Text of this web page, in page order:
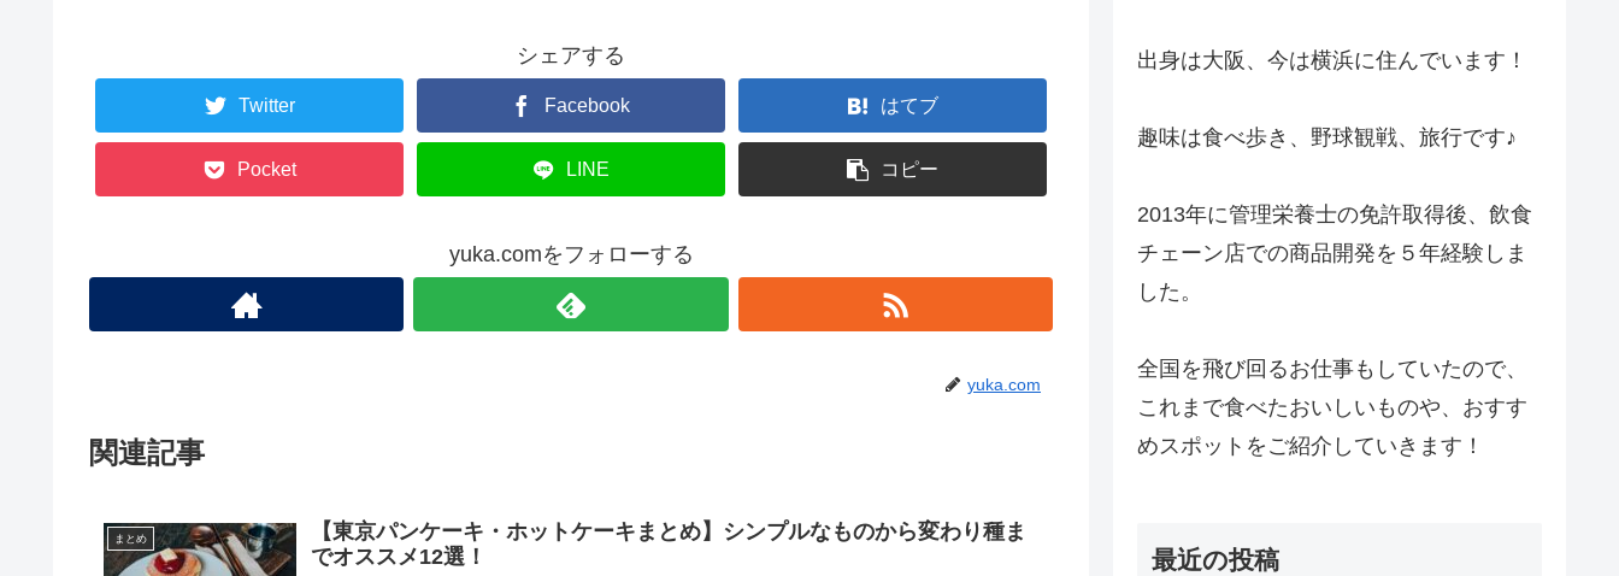
シェアする
Twitter Facebook はてブ
Pocket LINE コピー
yuka.comをフォローする
yuka.com
関連記事
まとめ
【東京パンケーキ・ホットケーキまとめ】シンプルなものから変わり種ま
でオススメ12選！
出身は大阪、今は横浜に住んでいます！
趣味は食べ歩き、野球観戦、旅行です♪
2013年に管理栄養士の免許取得後、飲食
チェーン店での商品開発を５年経験しま
した。
全国を飛び回るお仕事もしていたので、
これまで食べたおいしいものや、おすす
めスポットをご紹介していきます！
最近の投稿